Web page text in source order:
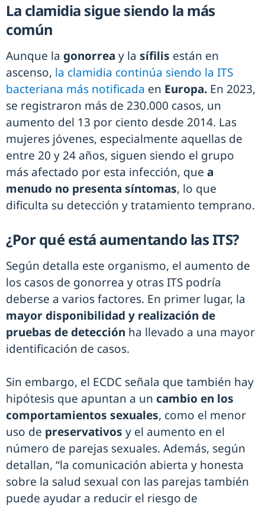
La clamidia sigue siendo la más
común
Aunque la gonorrea y la sífilis están en
ascenso, la clamidia continúa siendo la ITS
bacteriana más notificada en Europa. En 2023,
se registraron más de 230.000 casos, un
aumento del 13 por ciento desde 2014. Las
mujeres jóvenes, especialmente aquellas de
entre 20 y 24 años, siguen siendo el grupo
más afectado por esta infección, que a
menudo no presenta síntomas, lo que
dificulta su detección y tratamiento temprano.
¿Por qué está aumentando las ITS?
Según detalla este organismo, el aumento de
los casos de gonorrea y otras ITS podría
deberse a varios factores. En primer lugar, la
mayor disponibilidad y realización de
pruebas de detección ha llevado a una mayor
identificación de casos.
Sin embargo, el ECDC señala que también hay
hipótesis que apuntan a un cambio en los
comportamientos sexuales, como el menor
uso de preservativos y el aumento en el
número de parejas sexuales. Además, según
detallan, “la comunicación abierta y honesta
sobre la salud sexual con las parejas también
puede ayudar a reducir el riesgo de